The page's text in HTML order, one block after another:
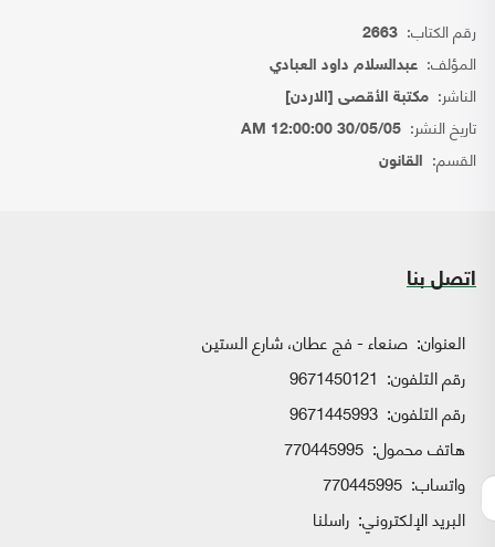
رقم الكتاب: 2663
المؤلف: عبدالسلام داود العبادي
الناشر: مكتبة الأقصى [الاردن]
تاريخ النشر: 30/05/05 12:00:00 AM
القسم: القانون
اتصل بنا
العنوان: صنعاء - فج عطان، شارع الستين
رقم التلفون: 9671450121
رقم التلفون: 9671445993
هاتف محمول: 770445995
واتساب:
البريد الإلكتروني: راسلنا